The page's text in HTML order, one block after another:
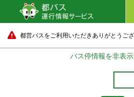
都営バスをご利用いただきありがとうござ
バス停情報を非表